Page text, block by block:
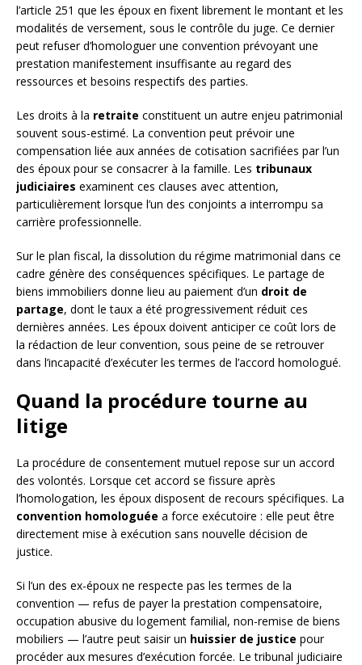
l’article 251 que les époux en fixent librement le montant et les
modalités de versement, sous le contrôle du juge. Ce dernier
peut refuser d’homologuer une convention prévoyant une
prestation manifestement insuffisante au regard des
ressources et besoins respectifs des parties.
Les droits à la retraite constituent un autre enjeu patrimonial
souvent sous-estimé. La convention peut prévoir une
compensation liée aux années de cotisation sacrifiées par l’un
des époux pour se consacrer à la famille. Les tribunaux
judiciaires examinent ces clauses avec attention,
particulièrement lorsque l’un des conjoints a interrompu sa
carrière professionnelle.
Sur le plan fiscal, la dissolution du régime matrimonial dans ce
cadre génère des conséquences spécifiques. Le partage de
biens immobiliers donne lieu au paiement d’un droit de
partage, dont le taux a été progressivement réduit ces
dernières années. Les époux doivent anticiper ce coût lors de
la rédaction de leur convention, sous peine de se retrouver
dans l’incapacité d’exécuter les termes de l’accord homologué.
Quand la procédure tourne au
litige
La procédure de consentement mutuel repose sur un accord
des volontés. Lorsque cet accord se fissure après
l’homologation, les époux disposent de recours spécifiques. La
convention homologuée a force exécutoire : elle peut être
directement mise à exécution sans nouvelle décision de
justice.
Si l’un des ex-époux ne respecte pas les termes de la
convention — refus de payer la prestation compensatoire,
occupation abusive du logement familial, non-remise de biens
mobiliers — l’autre peut saisir un huissier de justice pour
procéder aux mesures d’exécution forcée. Le tribunal judiciaire